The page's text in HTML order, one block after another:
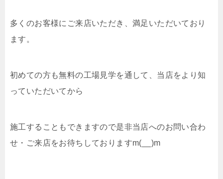
多くのお客様にご来店いただき、満足いただいており
ます。
初めての方も無料の工場見学を通して、当店をより知
っていただいてから
施工することもできますので是非当店へのお問い合わ
せ・ご来店をお待ちしておりますm(__)m